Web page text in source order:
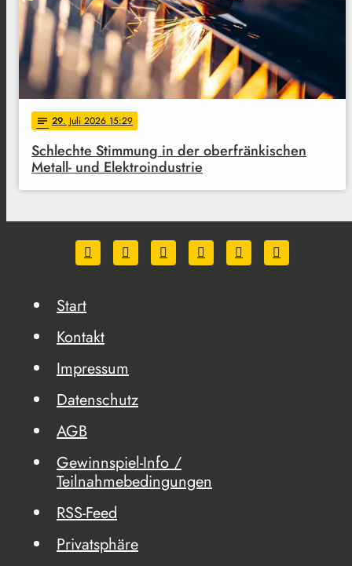
notes 29. Juli 2026 15:29
Schlechte Stimmung in der oberfränkischen
Metall- und Elektroindustrie
Start
Kontakt
Impressum
Datenschutz
AGB
Gewinnspiel-Info /
Teilnahmebedingungen
RSS-Feed
Privatsphäre